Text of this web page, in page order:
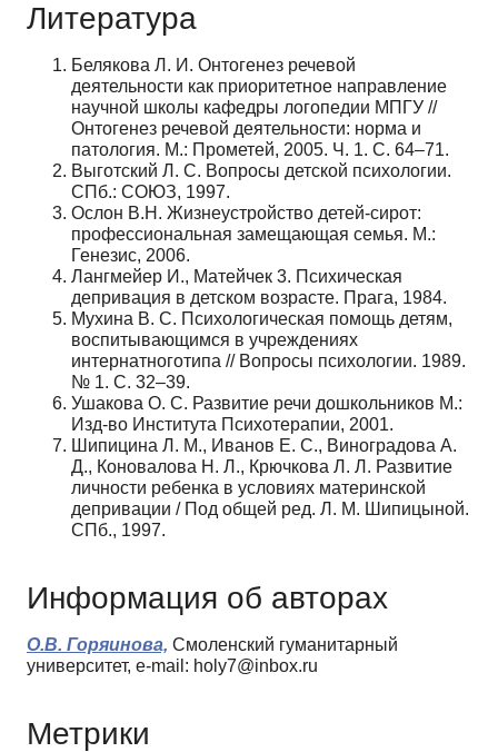
Литература
Белякова Л. И. Онтогенез речевой
деятельности как приоритетное направление
научной школы кафедры логопедии МПГУ //
Онтогенез речевой деятельности: норма и
патология. М.: Прометей, 2005. Ч. 1. С. 64–71.
Выготский Л. С. Вопросы детской психологии.
СПб.: СОЮЗ, 1997.
Ослон В.Н. Жизнеустройство детей-сирот:
профессиональная замещающая семья. М.:
Генезис, 2006.
Лангмейер И., Матейчек 3. Психическая
депривация в детском возрасте. Прага, 1984.
Мухина B. C. Психологическая помощь детям,
воспитывающимся в учреждениях
интернатноготипа // Вопросы психологии. 1989.
№ 1. С. 32–39.
Ушакова О. С. Развитие речи дошкольников М.:
Изд-во Института Психотерапии, 2001.
Шипицина Л. М., Иванов E. С., Виноградова А.
Д., Коновалова Н. Л., Крючкова Л. Л. Развитие
личности ребенка в условиях материнской
депривации / Под общей ред. Л. М. Шипицыной.
СПб., 1997.
Информация об авторах
О.В. Горяинова, Смоленский гуманитарный
университет, e-mail: holy7@inbox.ru
Метрики